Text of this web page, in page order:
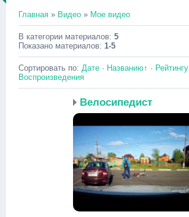
Главная » Видео » Мое видео
В категории материалов: 5
Показано материалов: 1-5
Сортировать по: Дате · Названию↑ · Рейтингу
Воспроизведения
Велосипедист